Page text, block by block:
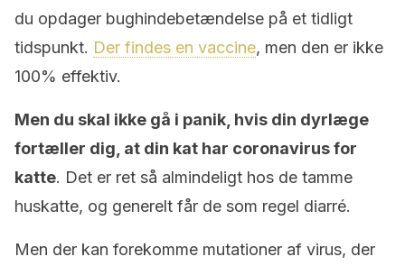
du opdager bughindebetændelse på et tidligt
tidspunkt. Der findes en vaccine, men den er ikke
100% effektiv.
Men du skal ikke gå i panik, hvis din dyrlæge
fortæller dig, at din kat har coronavirus for
katte. Det er ret så almindeligt hos de tamme
huskatte, og generelt får de som regel diarré.
Men der kan forekomme mutationer af virus, der